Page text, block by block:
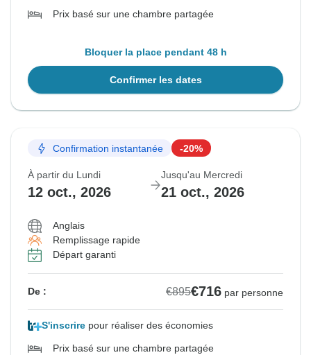
Prix basé sur une chambre partagée
Bloquer la place pendant 48 h
Confirmer les dates
Confirmation instantanée -20%
À partir du Lundi
12 oct., 2026
Jusqu'au Mercredi
21 oct., 2026
Anglais
Remplissage rapide
Départ garanti
De : €895€716 par personne
S'inscrire pour réaliser des économies
Prix basé sur une chambre partagée